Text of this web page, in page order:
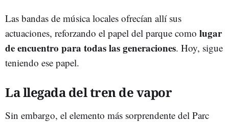
Las bandas de música locales ofrecían allí sus
actuaciones, reforzando el papel del parque como lugar
de encuentro para todas las generaciones. Hoy, sigue
teniendo ese papel.
La llegada del tren de vapor
Sin embargo, el elemento más sorprendente del Parc